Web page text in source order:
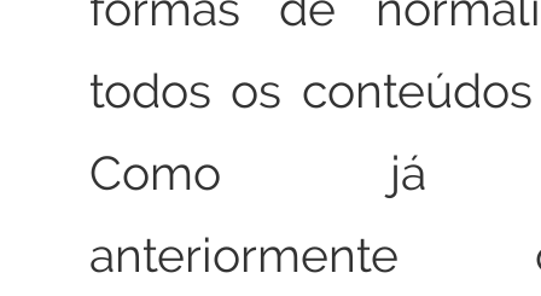
todos os
Como já